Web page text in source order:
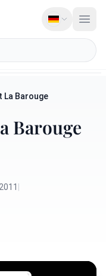
La Barouge
Barouge